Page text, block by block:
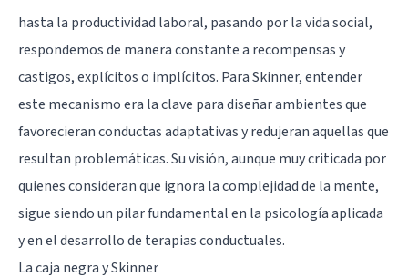
hasta la productividad laboral, pasando por la vida social,
respondemos de manera constante a recompensas y
castigos, explícitos o implícitos. Para Skinner, entender
este mecanismo era la clave para diseñar ambientes que
favorecieran conductas adaptativas y redujeran aquellas que
resultan problemáticas. Su visión, aunque muy criticada por
quienes consideran que ignora la complejidad de la mente,
sigue siendo un pilar fundamental en la psicología aplicada
y en el desarrollo de terapias conductuales.
La caja negra y Skinner